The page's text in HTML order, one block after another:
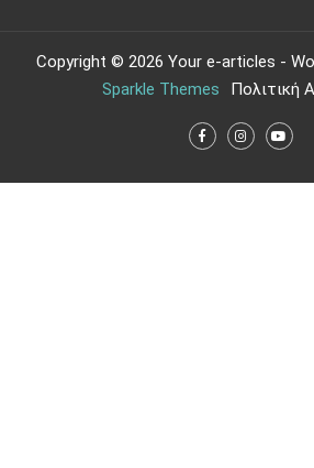
Copyright © 2026 Your e-articles -
Sparkle Themes
Πολιτική